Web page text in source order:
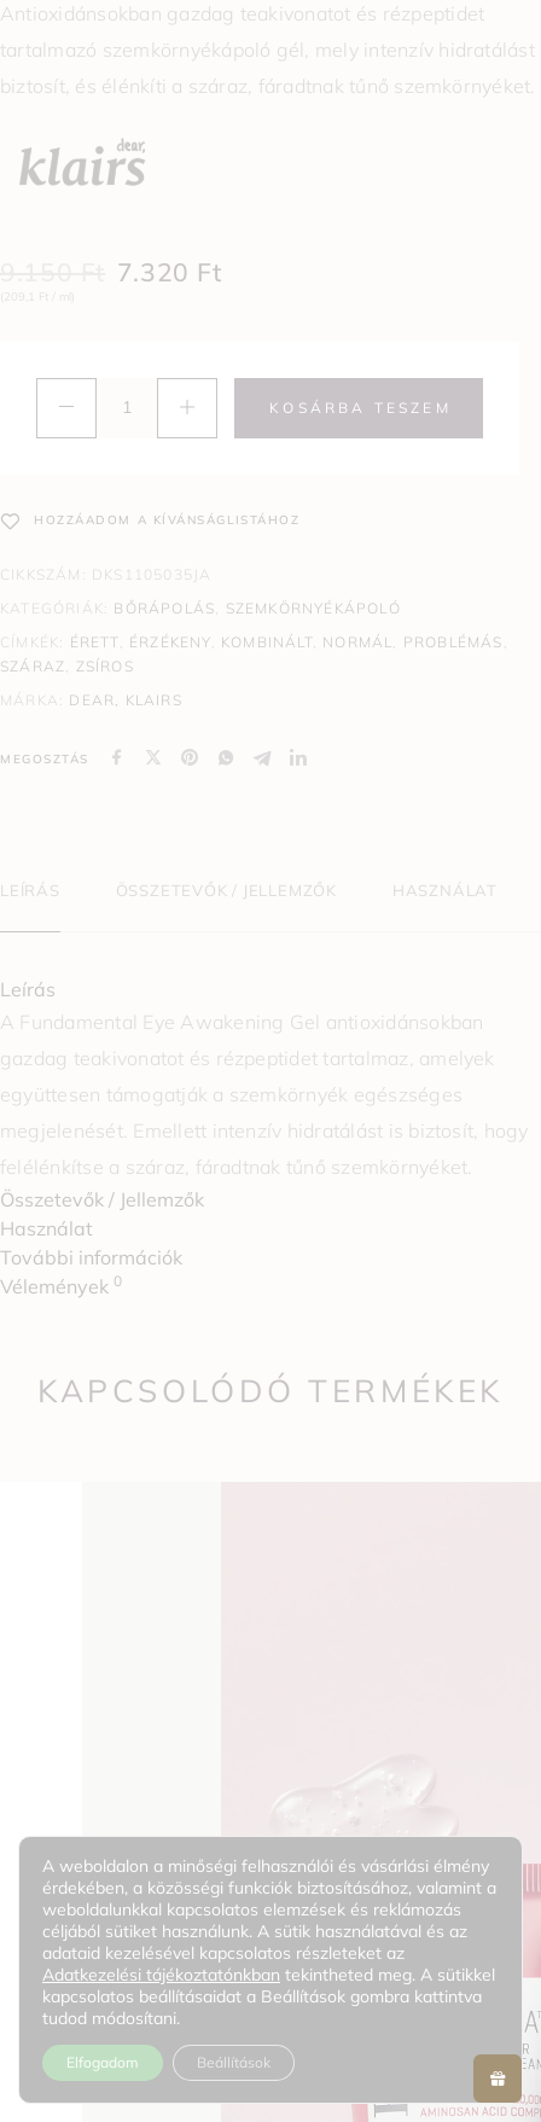
Antioxidánsokban gazdag teakivonatot és rézpeptidet
tartalmazó szemkörnyékápoló gél, mely intenzív hidratálást
biztosít, és élénkíti a száraz, fáradtnak tűnő szemkörnyéket.
7.320 Ft
(209,1 Ft / ml)
KOSÁRBA TESZEM
HOZZÁADOM A KÍVÁNSÁGLISTÁHOZ
CIKKSZÁM: DKS1105035JA
KATEGÓRIÁK: BŐRÁPOLÁS, SZEMKÖRNYÉKÁPOLÓ
CÍMKÉK: ÉRETT, ÉRZÉKENY, KOMBINÁLT, NORMÁL, PROBLÉMÁS ,
SZÁRAZ , ZSÍROS
MÁRKA: DEAR, KLAIRS
MEGOSZTÁS
LEÍRÁS ÖSSZETEVŐK / JELLEMZŐK HASZNÁLAT
Leírás
A Fundamental Eye Awakening Gel antioxidánsokban
gazdag teakivonatot és rézpeptidet tartalmaz, amelyek
együttesen támogatják a szemkörnyék egészséges
megjelenését. Emellett intenzív hidratálást is biztosít, hogy
felélénkítse a száraz, fáradtnak tűnő szemkörnyéket.
Összetevők / Jellemzők
Használat
További információk
Vélemények 0
KAPCSOLÓDÓ TERMÉKEK
A weboldalon a minőségi felhasználói és vásárlási élmény
érdekében, a közösségi funkciók biztosításához, valamint a
weboldalunkkal kapcsolatos elemzések és reklámozás
céljából sütiket használunk. A sütik használatával és az
adataid kezelésével kapcsolatos részleteket az
Adatkezelési tájékoztatónkban tekintheted meg. A sütikkel
kapcsolatos beállításaidat a Beállítások gombra kattintva
tudod módosítani.
Elfogadom Beállítások